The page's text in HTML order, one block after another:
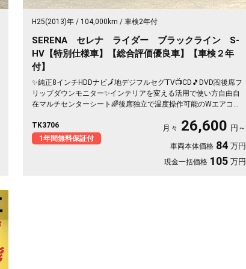
H25(2013)年 104,000km 車検2年付
SERENA セレナ ライダー ブラックライン S-
HV【特別仕様車】【総合評価優良車】【車検２年
付】
✨純正8インチHDDナビ🗾地デジフルセグTV📺CD🎵DVD📀後席フ
リップダウンモニター✨インテリアを変える活用で使い方自由自
在マルチセンターシート🌈後席独立で温度操作可能のWエアコン
😆専用シートカバー装備🌛
TK3706
1年間無料保証付
月々 26,600 円～
車両本体価格 84 万円
現金一括価格 105 万円